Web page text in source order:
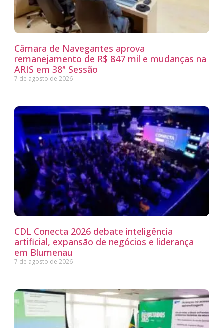
Câmara de Navegantes aprova
remanejamento de R$ 847 mil e mudanças na
ARIS em 38ª Sessão
7 de agosto de 2026
CDL Conecta 2026 debate inteligência
artificial, expansão de negócios e liderança
em Blumenau
7 de agosto de 2026